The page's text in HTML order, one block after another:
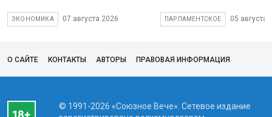
ЭКОНОМИКА 07 августа 2026 ПАРЛАМЕНТСКОЕ 05 августа
О САЙТЕ КОНТАКТЫ АВТОРЫ ПРАВОВАЯ ИНФОРМАЦИЯ
© 1991-2026 «Союзное Вече». Сетевое издание